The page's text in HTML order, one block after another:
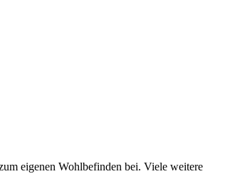
eigenen Wohlbefinden bei. Viele weitere